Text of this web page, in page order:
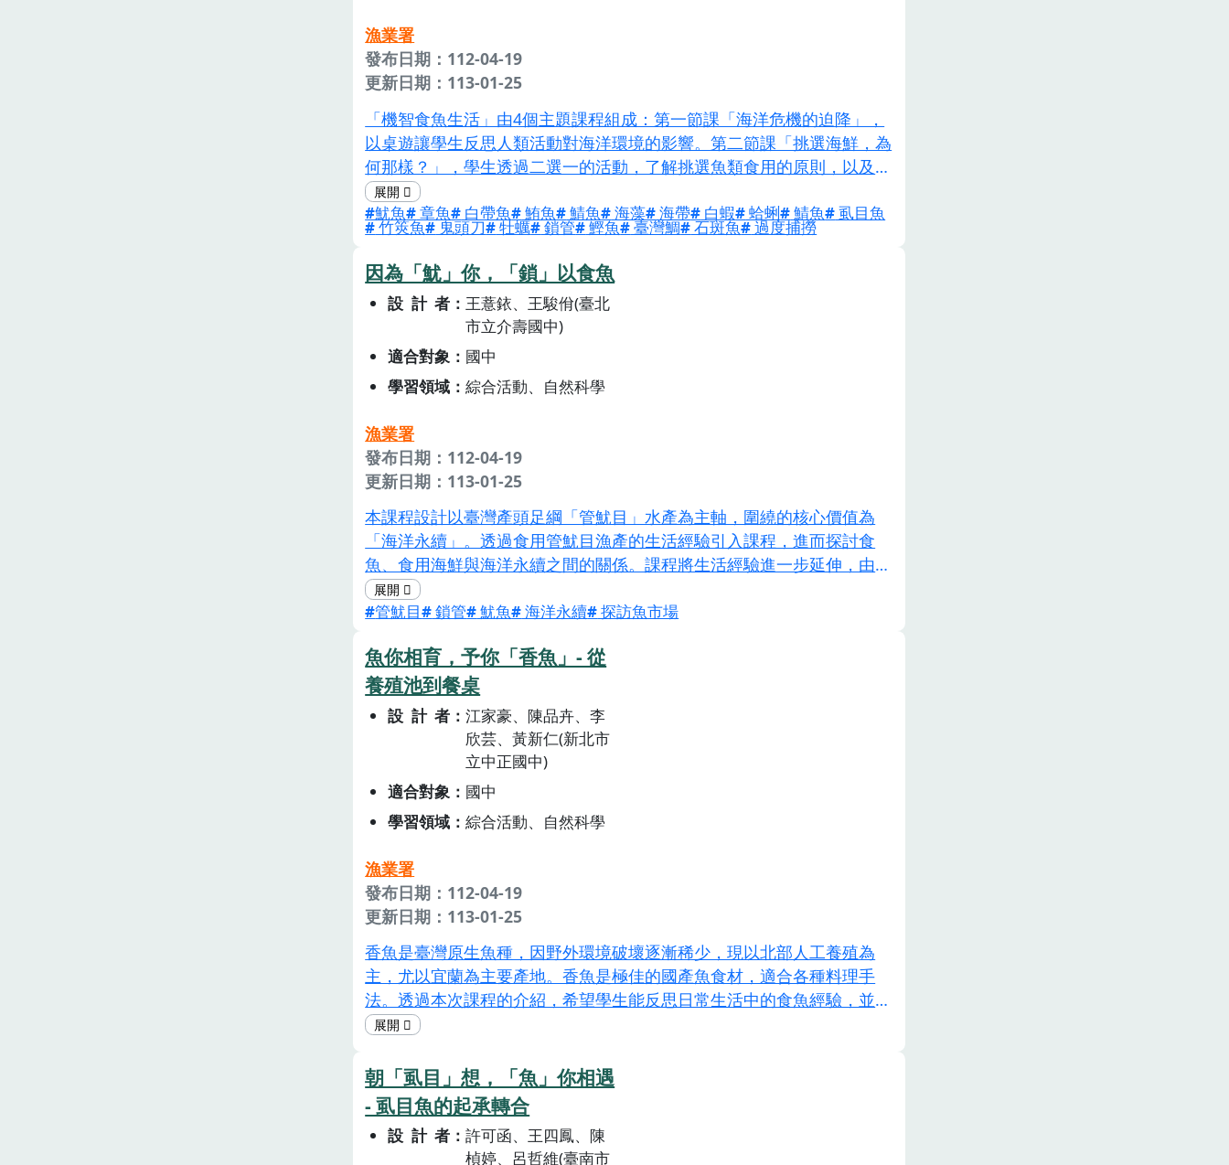
漁業署
發布日期：112-04-19
更新日期：113-01-25
「機智食魚生活」由4個主題課程組成：第一節課「海洋危機的迫降」，
以桌遊讓學生反思人類活動對海洋環境的影響。第二節課「挑選海鮮，為
何那樣？」，學生透過二選一的活動，了解挑選魚類食用的原則，以及為
何應該依據這些原則挑選海鮮。第三節課「洞察『鮮』機」，在Kahoot!
題目中提供學生各種海洋生物的生活環境資訊，讓學生透過閱讀資訊、分
析資訊，認識各種海鮮是否屬於建議食用。第四節課「我們『魚』料理之
間的距離」，以「建議食用」的海鮮食材，設計「安心食用、多多食用」
的菜單及菜名，將正確的海鮮食用觀念落實到生活中。
魷魚 章魚 白帶魚 鮪魚 鯖魚 海藻 海帶 白蝦 蛤蜊 鯖魚 虱目魚
竹筴魚 鬼頭刀 牡蠣 鎖管 鰹魚 臺灣鯛 石斑魚 過度捕撈
因為「魷」你，「鎖」以食魚
設計者
王薏銥、王駿佾(臺北
市立介壽國中)
適合對象
國中
學習領域
綜合活動、自然科學
漁業署
發布日期：112-04-19
更新日期：113-01-25
本課程設計以臺灣產頭足綱「管魷目」水產為主軸，圍繞的核心價值為
「海洋永續」。透過食用管魷目漁產的生活經驗引入課程，進而探討食
魚、食用海鮮與海洋永續之間的關係。課程將生活經驗進一步延伸，由產
業相關人士帶領探訪魚市場，建立漁業經濟樣態的基本概念，再拉回至生
物實驗室中，帶領學生解剖認識海洋生物（鎖管），並了解海洋問題。課
洋的更深一層思考。期待孩子在了解海洋與產業經濟之後，能夠帶著共同
分享的心，與自然環境和諧共存。
管魷目 鎖管 魷魚 海洋永續 探訪魚市場
魚你相育，予你「香魚」- 從
養殖池到餐桌
設計者
江家豪、陳品卉、李
欣芸、黃新仁(新北市
立中正國中)
適合對象
國中
學習領域
綜合活動、自然科學
漁業署
發布日期：112-04-19
更新日期：113-01-25
香魚是臺灣原生魚種，因野外環境破壞逐漸稀少，現以北部人工養殖為
主，尤以宜蘭為主要產地。香魚是極佳的國產魚食材，適合各種料理手
法。透過本次課程的介紹，希望學生能反思日常生活中的食魚經驗，並學
會區辨香魚的外形，與其他魚類做區隔。接著融入學科概念，從中了解食
捕撈的漁獲。除此之外也進行實作，讓學生能熟悉香魚料理的手法，期能
將反饋帶回家中，進而影響家中的飲食習慣，達到推廣香魚的目的。
朝「虱目」想，「魚」你相遇
- 虱目魚的起承轉合
設計者
許可函、王四鳳、陳
楨婷、呂哲維(臺南市